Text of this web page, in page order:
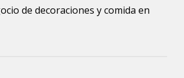
de decoraciones y comida en